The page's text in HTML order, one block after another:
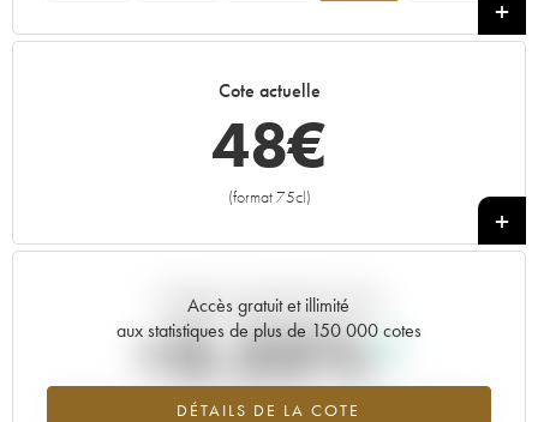
Cote actuelle
48€
(format 75cl)
+
Accès gratuit et illimité
aux statistiques de plus de 150 000 cotes
DÉTAILS DE LA COTE
Tendance actuelle de la cote
+3.25%
Tendance à la hausse du millésime 2010 en 2026 par rapport à